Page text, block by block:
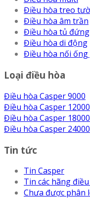
Điều hòa treo
Điều hòa âm trần
Điều hòa tủ đứng
Điều hòa di động
Điều hòa nối ống
Loại điều hòa
Điều hòa Casper 9000
Điều hòa Casper 12000
Điều hòa Casper 18000
Điều hòa Casper 24000
Tin tức
Tin Casper
Tin các hãng
Chưa được phân